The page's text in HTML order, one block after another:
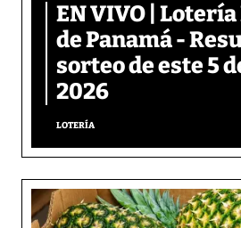
EN VIVO |
de Panamá -
sorteo de este 5
2026
LOTERÍA